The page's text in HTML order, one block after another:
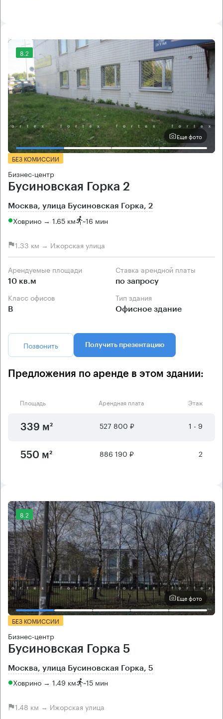
8.2
Еще фото
БЕЗ КОМИССИИ
Бизнес-центр
Бусиновская Горка 2
Москва, улица Бусиновская Горка, 2
Ховрино → 1.65 км ~16 мин
1.33 км → Ижорская улица
Арендуемые площади
10 кв.м
Ставка арендной платы
по запросу
Класс офисов
B
Тип здания
Офисное здание
Позвонить Получить презентацию
Предложения по аренде в этом здании:
Площадь Арендная плата Этаж
339 м² 527 800 ₽ 1 - 9
550 м² 886 190 ₽ 2
8.2
Еще фото
БЕЗ КОМИССИИ
Бизнес-центр
Бусиновская Горка 5
Москва, улица Бусиновская Горка, 5
Ховрино → 1.49 км ~15 мин
1.48 км → Ижорская улица